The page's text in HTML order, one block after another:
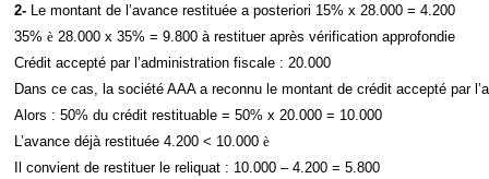
2- Le montant de l’avance restituée a posteriori 15% x 28.000 = 4.200
35% è 28.000 x 35% = 9.800 à restituer après vérification approfondie
Crédit accepté par l’administration fiscale : 20.000
Dans ce cas, la société AAA a reconnu le montant de crédit accepté par
Alors : 50% du crédit restituable = 50% x 20.000 = 10.000
L’avance déjà restituée 4.200 < 10.000 è
Il convient de restituer le reliquat : 10.000 – 4.200 = 5.800